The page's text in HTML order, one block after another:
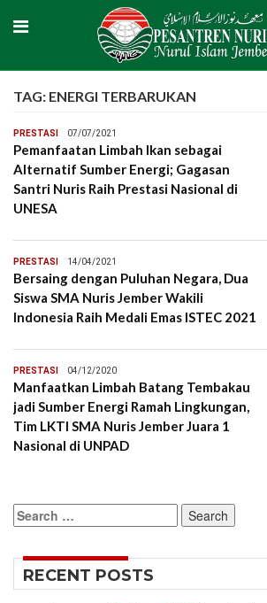
TAG: ENERGI TERBARUKAN
PRESTASI 07/07/2021
Pemanfaatan Limbah Ikan sebagai
Alternatif Sumber Energi; Gagasan
Santri Nuris Raih Prestasi Nasional di
UNESA
PRESTASI 14/04/2021
Bersaing dengan Puluhan Negara, Dua
Siswa SMA Nuris Jember Wakili
Indonesia Raih Medali Emas ISTEC 2021
PRESTASI 04/12/2020
Manfaatkan Limbah Batang Tembakau
jadi Sumber Energi Ramah Lingkungan,
Tim LKTI SMA Nuris Jember Juara 1
Nasional di UNPAD
Search
for:
RECENT POSTS